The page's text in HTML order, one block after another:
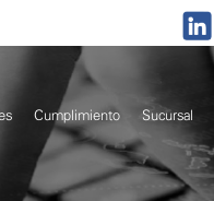
Cumplimiento Sucursal